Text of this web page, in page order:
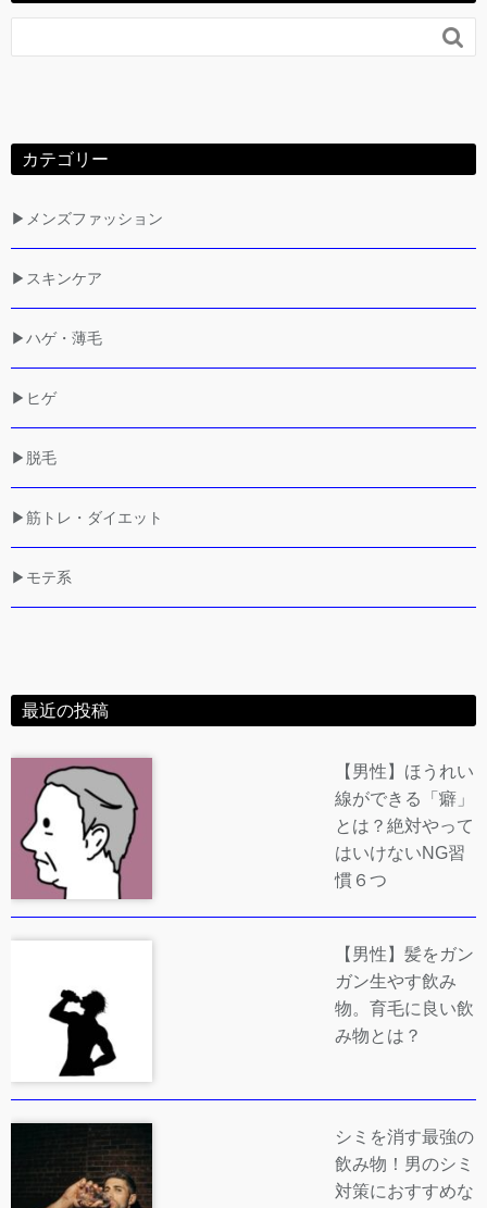

カテゴリー
▶メンズファッション
▶スキンケア
▶ハゲ・薄毛
▶ヒゲ
▶脱毛
▶筋トレ・ダイエット
▶モテ系
最近の投稿
【男性】ほうれい
線ができる「癖」
とは？絶対やって
はいけないNG習
慣６つ
【男性】髪をガン
ガン生やす飲み
物。育毛に良い飲
み物とは？
シミを消す最強の
飲み物！男のシミ
対策におすすめな